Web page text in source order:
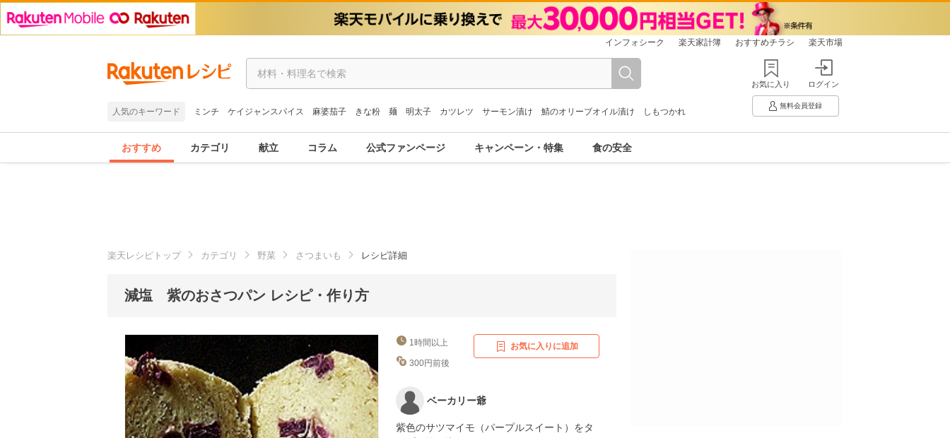
インフォシーク 楽天家計簿 おすすめチラシ 楽天市場
人気のキーワード ミンチ ケイジャンスパイス 麻婆茄子 きな粉 麺 明太子 カツレツ サーモン漬け 鯖のオリーブオイル漬け しもつかれ
お気に入り ログイン
無料会員登録
おすすめ カテゴリ 献立 コラム 公式ファンページ キャンペーン・特集 食の安全
楽天レシピトップ カテゴリ 野菜 さつまいも レシピ詳細
減塩 紫のおさつパン レシピ・作り方
1時間以上
300円前後
お気に入りに追加
ベーカリー爺
紫色のサツマイモ（パープルスイート）をタ